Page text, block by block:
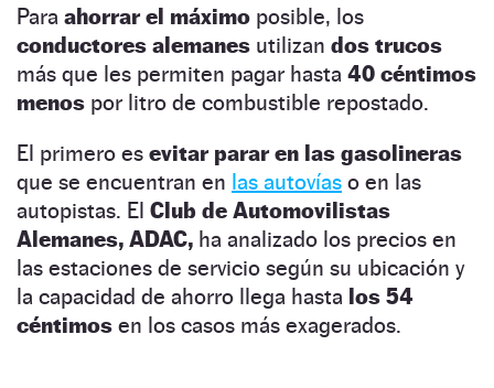
Para ahorrar el máximo posible, los
conductores alemanes utilizan dos trucos
más que les permiten pagar hasta 40 céntimos
menos por litro de combustible repostado.
El primero es evitar parar en las gasolineras
que se encuentran en las autovías o en las
autopistas. El Club de Automovilistas
Alemanes, ADAC, ha analizado los precios en
las estaciones de servicio según su ubicación y
la capacidad de ahorro llega hasta los 54
céntimos en los casos más exagerados.